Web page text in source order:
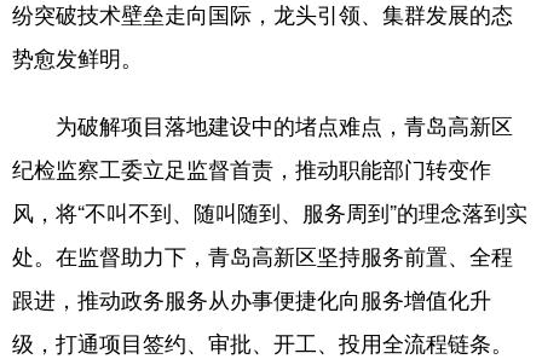
纷突破技术壁垒走向国际，龙头引领、集群发展的态
势愈发鲜明。
为破解项目落地建设中的堵点难点，青岛高新区
纪检监察工委立足监督首责，推动职能部门转变作
风，将“不叫不到、随叫随到、服务周到”的理念落到实
处。在监督助力下，青岛高新区坚持服务前置、全程
跟进，推动政务服务从办事便捷化向服务增值化升
级，打通项目签约、审批、开工、投用全流程链条。